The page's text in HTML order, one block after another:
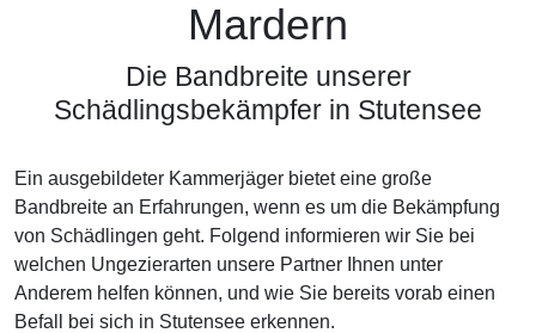
Mardern
Die Bandbreite unserer
Schädlingsbekämpfer in Stutensee
Ein ausgebildeter Kammerjäger bietet eine große
Bandbreite an Erfahrungen, wenn es um die Bekämpfung
von Schädlingen geht. Folgend informieren wir Sie bei
welchen Ungezierarten unsere Partner Ihnen unter
Anderem helfen können, und wie Sie bereits vorab einen
Befall bei sich in Stutensee erkennen.